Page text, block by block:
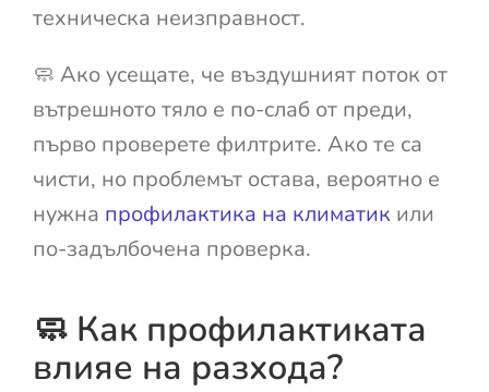
техническа неизправност.
🧼 Ако усещате, че въздушният поток от
вътрешното тяло е по-слаб от преди,
първо проверете филтрите. Ако те са
чисти, но проблемът остава, вероятно е
нужна профилактика на климатик или
по-задълбочена проверка.
🧼 Как профилактиката
влияе на разхода?